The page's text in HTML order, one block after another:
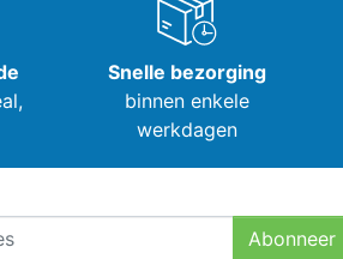
Snelle bezorging
binnen enkele
werkdagen
Abonneer